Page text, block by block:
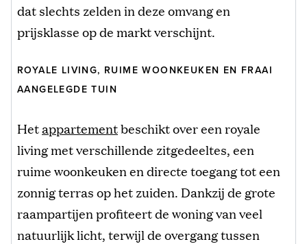
dat slechts zelden in deze omvang en
prijsklasse op de markt verschijnt.
ROYALE LIVING, RUIME WOONKEUKEN EN FRAAI
AANGELEGDE TUIN
Hetappartementbeschikt over een royale
living met verschillende zitgedeeltes, een
ruime woonkeuken en directe toegang tot een
zonnig terras op het zuiden. Dankzij de grote
raampartijen profiteert de woning van veel
natuurlijk licht, terwijl de overgang tussen